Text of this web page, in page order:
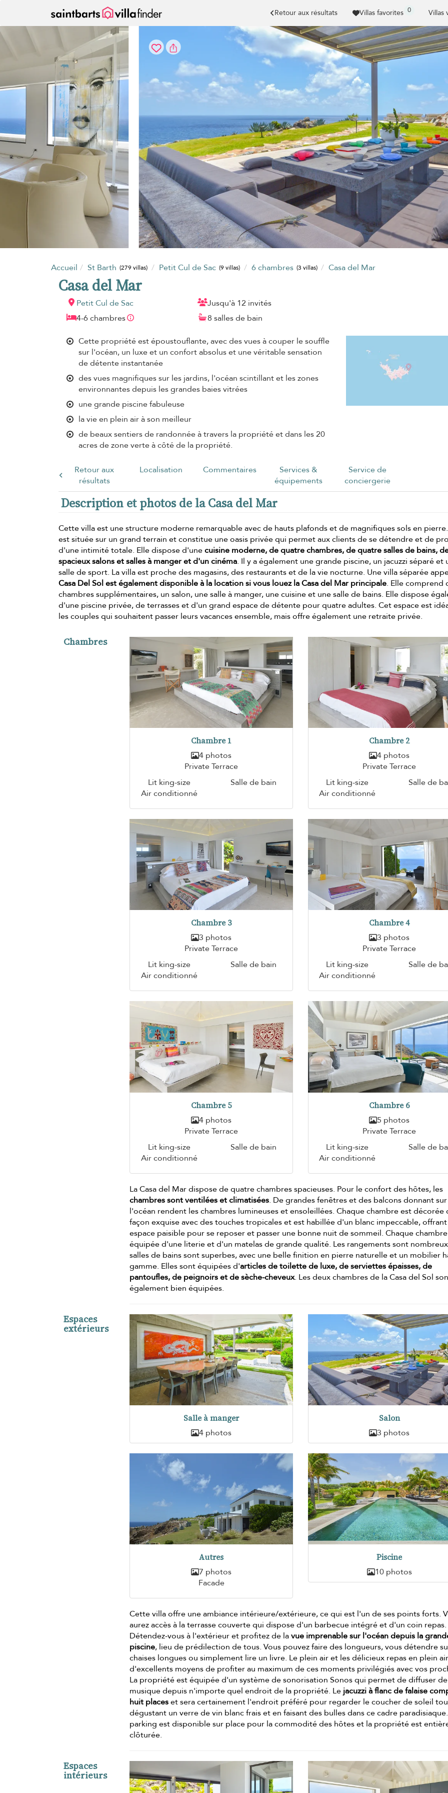
Retour aux résultats Villas favorites 0 Villas
Accueil St Barth (279 villas) Petit Cul de Sac (9 villas) 6 chambres (3 villas) Casa del Mar
Casa del Mar
Petit Cul de Sac
Jusqu'à 12 invités
4-6 chambres
8 salles de bain
Cette propriété est époustouflante, avec des vues à couper le souffle
sur l'océan, un luxe et un confort absolus et une véritable sensation
de détente instantanée
des vues magnifiques sur les jardins, l'océan scintillant et les zones
environnantes depuis les grandes baies vitrées
une grande piscine fabuleuse
la vie en plein air à son meilleur
de beaux sentiers de randonnée à travers la propriété et dans les 20
acres de zone verte à côté de la propriété.
Retour aux
résultats
Localisation Commentaires
Services &
équipements
Service de
conciergerie
Description et photos de la Casa del Mar
Cette villa est une structure moderne remarquable avec de hauts plafonds et de magnifiques sols en
est située sur un grand terrain et constitue une oasis privée qui permet aux clients de se détendre et de
d'une intimité totale. Elle dispose d'unecuisine moderne, de quatre chambres, de quatre salles de bains,
spacieux salons et salles à manger et d'un cinéma. Il y a également une grande piscine, un jacuzzi séparé et
salle de sport. La villa est proche des magasins, des restaurants et de la vie nocturne. Une villa séparée
Casa Del Sol est également disponible à la location si vous louez la Casa del Mar principale. Elle comprend
chambres supplémentaires, un salon, une salle à manger, une cuisine et une salle de bains. Elle dispose
d'une piscine privée, de terrasses et d'un grand espace de détente pour quatre adultes. Cet espace est
les couples qui souhaitent passer leurs vacances ensemble, mais offre également une retraite privée.
Chambres
Chambre 1
4 photos
Private Terrace
Lit king-size
Salle de bain
Air conditionné
Chambre 2
4 photos
Private Terrace
Lit king-size
Salle de
Air conditionné
Chambre 3
3 photos
Private Terrace
Lit king-size
Salle de bain
Air conditionné
Chambre 4
3 photos
Private Terrace
Lit king-size
Salle de
Air conditionné
Chambre 5
4 photos
Private Terrace
Lit king-size
Salle de bain
Air conditionné
Chambre 6
5 photos
Private Terrace
Lit king-size
Salle de
Air conditionné
La Casa del Mar dispose de quatre chambres spacieuses. Pour le confort des hôtes, les
chambres sont ventilées et climatisées. De grandes fenêtres et des balcons donnant sur
l'océan rendent les chambres lumineuses et ensoleillées. Chaque chambre est décorée
façon exquise avec des touches tropicales et est habillée d'un blanc impeccable,
espace paisible pour se reposer et passer une bonne nuit de sommeil. Chaque
équipée d'une literie et d'un matelas de grande qualité. Les rangements sont
salles de bains sont superbes, avec une belle finition en pierre naturelle et un mobilier
gamme. Elles sont équipées d'articles de toilette de luxe, de serviettes épaisses, de
pantoufles, de peignoirs et de sèche-cheveux. Les deux chambres de la Casa del Sol
également bien équipées.
Espaces
extérieurs
Salle à manger
4 photos
Salon
3 photos
Autres
7 photos
Facade
Piscine
10 photos
Cette villa offre une ambiance intérieure/extérieure, ce qui est l'un de ses points forts.
aurez accès à la terrasse couverte qui dispose d'un barbecue intégré et d'un coin repas.
Détendez-vous à l'extérieur et profitez de lavue imprenable sur l'océan depuis la
piscine, lieu de prédilection de tous. Vous pouvez faire des longueurs, vous détendre
chaises longues ou simplement lire un livre. Le plein air et les délicieux repas en plein
d'excellents moyens de profiter au maximum de ces moments privilégiés avec vos
La propriété est équipée d'un système de sonorisation Sonos qui permet de diffuser
musique depuis n'importe quel endroit de la propriété. Le jacuzzi à flanc de falaise
huit placeset sera certainement l'endroit préféré pour regarder le coucher de soleil
dégustant un verre de vin blanc frais et en faisant des bulles dans ce cadre
parking est disponible sur place pour la commodité des hôtes et la propriété est
clôturée.
Espaces
intérieurs